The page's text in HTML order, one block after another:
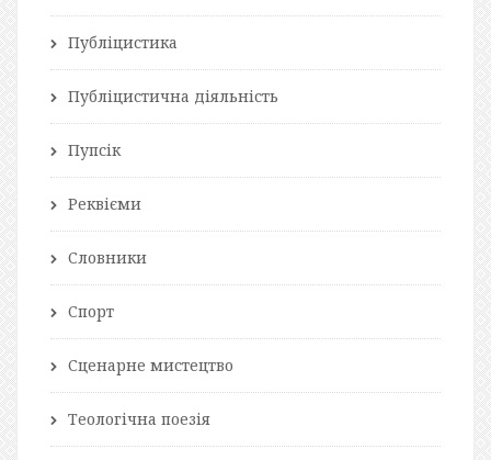
Публіцистика
Публіцистична діяльність
Пупсік
Реквієми
Словники
Спорт
Сценарне мистецтво
Теологічна поезія